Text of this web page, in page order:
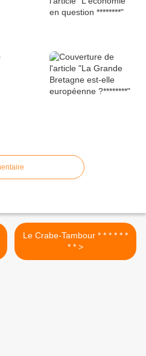
Le Crabe-Tambour * * * * * *
* * >